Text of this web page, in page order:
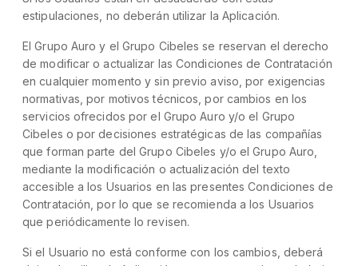
estipulaciones, no deberán utilizar la Aplicación.
El Grupo Auro y el Grupo Cibeles se reservan el derecho
de modificar o actualizar las Condiciones de Contratación
en cualquier momento y sin previo aviso, por exigencias
normativas, por motivos técnicos, por cambios en los
servicios ofrecidos por el Grupo Auro y/o el Grupo
Cibeles o por decisiones estratégicas de las compañías
que forman parte del Grupo Cibeles y/o el Grupo Auro,
mediante la modificación o actualización del texto
accesible a los Usuarios en las presentes Condiciones de
Contratación, por lo que se recomienda a los Usuarios
que periódicamente lo revisen.
Si el Usuario no está conforme con los cambios, deberá